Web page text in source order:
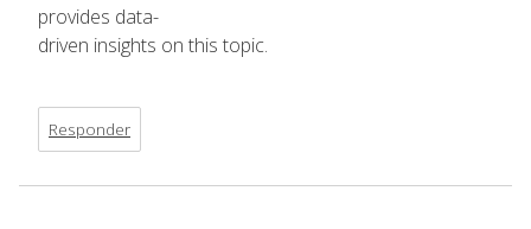
provides data-
driven insights on this topic.
Responder